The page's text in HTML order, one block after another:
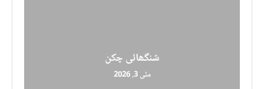
شنگھائی چکن
مئی 3, 2026